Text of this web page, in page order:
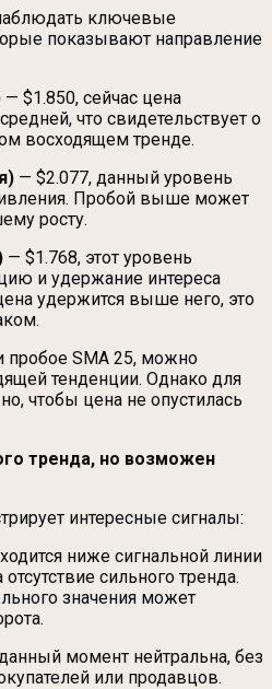
ключевые
показывают направление
— $1.850, сейчас цена
что свидетельствует о
восходящем тренде.
— $2.077, данный уровень
Пробой выше может
росту.
— $1.768, этот уровень
и удержание интереса
удержится выше него, это
пробое SMA 25, можно
тенденции. Однако для
чтобы цена не опустилась
тренда, но возможен
интересные сигналы:
ниже сигнальной линии
сильного тренда.
значения может
момент нейтральна, без
или продавцов.